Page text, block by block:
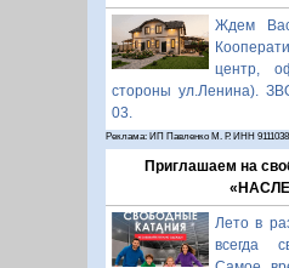
Ждем
центр,
стороны ул.Ленина).
03.
Реклама: ИП Павленко М. Р. ИНН
Приглашаем на
Лето в
всегда